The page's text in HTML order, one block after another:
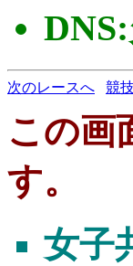
次のレースへ 競
この画
す。
女子